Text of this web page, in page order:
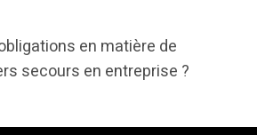
en matière de
secours en entreprise ?